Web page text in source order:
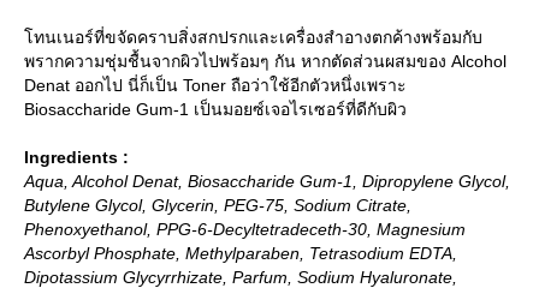
ทนเนอร์ที่ขจัดคราบสิ่งสกปรกและเครื่องสำอางตกค้างพร้อมกับ
พรากความชุ่มชื้นจากผิวไปพร้อมๆ กัน หากตัดส่วนผสมของ Alcohol
Denat ออกไป นี่ก็เป็น Toner ถือว่าใช้อีกตัวหนึ่งเพราะ
Biosaccharide Gum-1 เป็นมอยซ์เจอไรเซอร์ที่ดีกับผิว
Ingredients :
Aqua, Alcohol Denat, Biosaccharide Gum-1, Dipropylene Glycol,
Butylene Glycol, Glycerin, PEG-75, Sodium Citrate,
Phenoxyethanol, PPG-6-Decyltetradeceth-30, Magnesium
Ascorbyl Phosphate, Methylparaben, Tetrasodium EDTA,
Dipotassium Glycyrrhizate, Parfum, Sodium Hyaluronate,